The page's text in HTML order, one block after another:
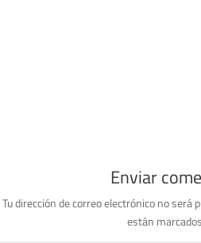
Enviar
Tu dirección de correo electrónico no será
están